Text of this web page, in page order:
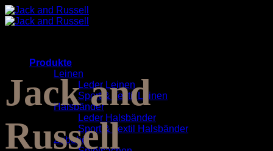
Zum
Inhalt
Produkte
Leinen
Leder Leinen
Sport & Textil Leinen
Halsbänder
Leder Halsbänder
Sport & Textil Halsbänder
Zubehör
Jack and
Russell